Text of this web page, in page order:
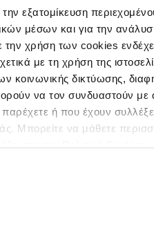
εξατομίκευση
μέσων και για την
την χρήση των cookies
με τη χρήση της
κοινωνικής δικτύωσης,
να τον συνδυαστούν με
ή που έχουν
Μπορείτε να μάθετε
1 0 ΟΛΥΜΠΙΑΚΟΣ
ΛΕΥΚΩΣΙΑΣ
23'
0 4 ΑΕΛ ΛΕΜΕΣΟΥ 32'